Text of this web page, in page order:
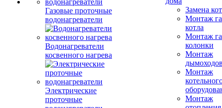
Газовые проточные
водонагреватели
Водонагреватели
косвенного нагрева
Электрические
проточные
Замена
Монтаж
котла
Монтаж
колонки
Монтаж
Монтаж
Монтаж